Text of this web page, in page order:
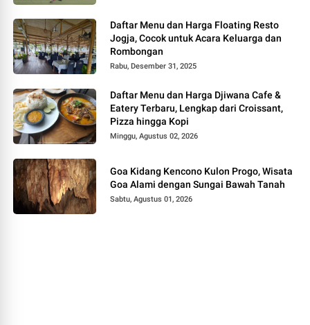
Daftar Menu dan Harga Floating Resto
Jogja, Cocok untuk Acara Keluarga dan
Rombongan
Rabu, Desember 31, 2025
Daftar Menu dan Harga Djiwana Cafe &
Eatery Terbaru, Lengkap dari Croissant,
Pizza hingga Kopi
Minggu, Agustus 02, 2026
Goa Kidang Kencono Kulon Progo, Wisata
Goa Alami dengan Sungai Bawah Tanah
Sabtu, Agustus 01, 2026